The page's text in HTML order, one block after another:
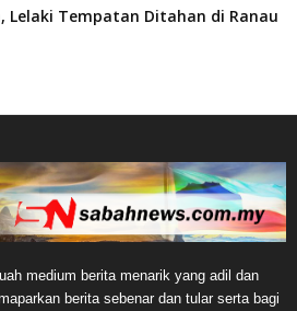
Lelaki Tempatan Ditahan di Ranau
medium berita menarik yang adil dan
berita sebenar dan tular serta bagi